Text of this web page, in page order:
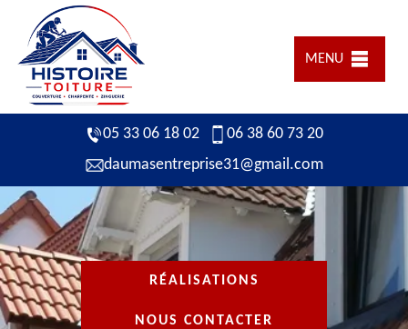
MENU
05 33 06 18 02
06 38 60 73 20
daumasentreprise31@gmail.com
RÉALISATIONS
NOUS CONTACTER